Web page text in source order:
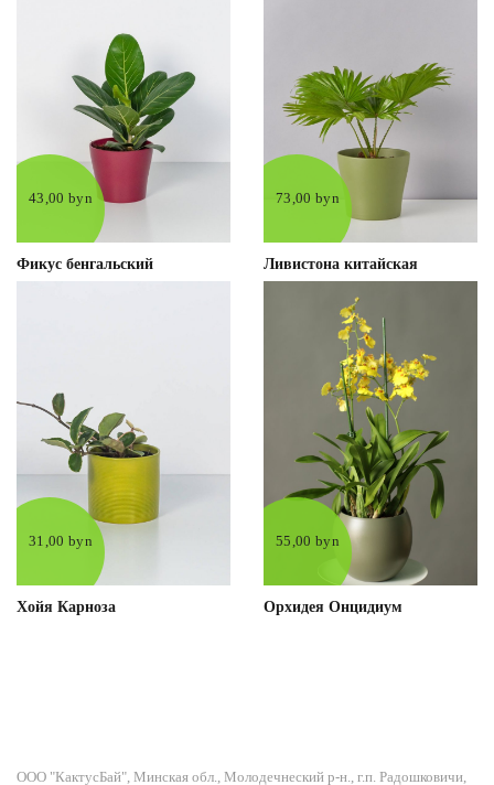
43,00 byn
Фикус бенгальский
73,00 byn
Ливистона китайская
31,00 byn
Хойя Карноза
55,00 byn
Орхидея Онцидиум
ООО "КактусБай", Минская обл., Молодечнеский р-н., г.п. Радошковичи,